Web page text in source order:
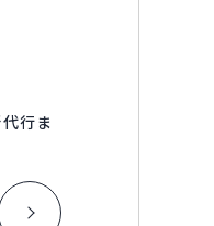
行ま